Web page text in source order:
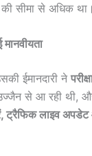
की सीमा से अधिक था।
मानवीयता
ईमानदारी ने
से आ रही थी,
ट्रैफिक लाइव अपडेट